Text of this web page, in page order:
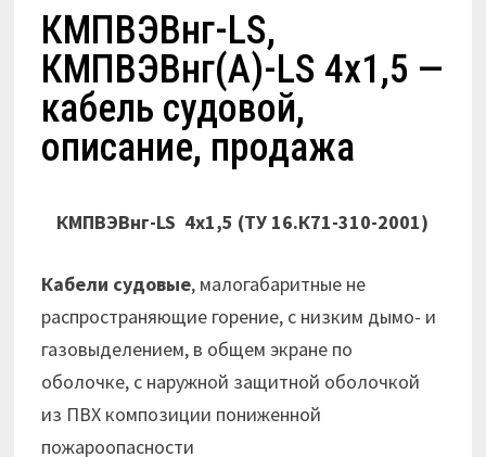
КМПВЭВнг-LS,
КМПВЭВнг(А)-LS 4х1,5 —
кабель судовой,
описание, продажа
КМПВЭВнг-LS 4х1,5 (ТУ 16.К71-310-2001)
Кабели судовые, малогабаритные не
распространяющие горение, с низким дымо- и
газовыделением, в общем экране по
оболочке, с наружной защитной оболочкой
из ПВХ композиции пониженной
пожароопасности